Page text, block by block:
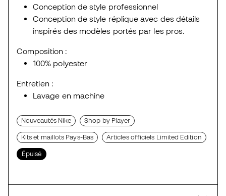
Conception de style professionnel
Conception de style réplique avec des détails
inspirés des modèles portés par les pros.
Composition :
100% polyester
Entretien :
Lavage en machine
Nouveautés Nike Shop by Player
Kits et maillots Pays-Bas Articles officiels Limited Edition
Épuisé